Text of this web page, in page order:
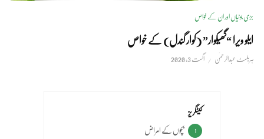
جڑی بوٹیاں اور ان کے خواص
ایلو ویرا “گھیکوار” (کوار گندل) کے خواص
ہربلسٹ عبدالرحمٰن اگست 3, 2020
کیٹگریز
بچوں کے امراض 1